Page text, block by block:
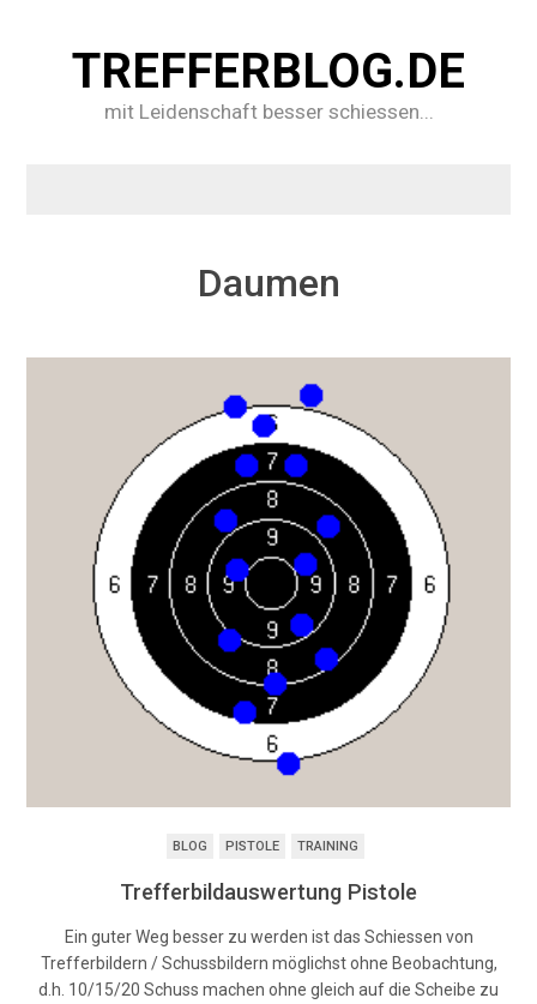
TREFFERBLOG.DE
mit Leidenschaft besser schiessen...
Daumen
BLOG PISTOLE TRAINING
Trefferbildauswertung Pistole
Ein guter Weg besser zu werden ist das Schiessen von
Trefferbildern / Schussbildern möglichst ohne Beobachtung,
d.h. 10/15/20 Schuss machen ohne gleich auf die Scheibe zu